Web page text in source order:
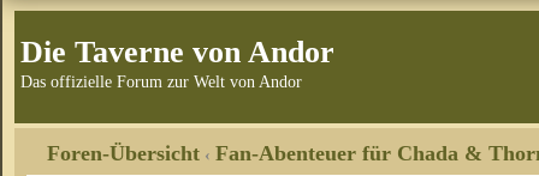
Die Taverne von Andor
Das offizielle Forum zur Welt von Andor
Foren-Übersicht ‹ Fan-Abenteuer für Chada &